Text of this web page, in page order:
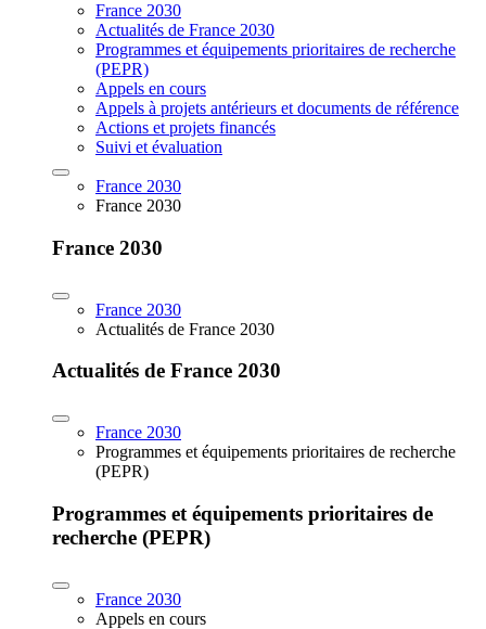
France 2030
Actualités de France 2030
Programmes et équipements prioritaires de recherche
(PEPR)
Appels en cours
Appels à projets antérieurs et documents de référence
Actions et projets financés
Suivi et évaluation
France 2030
France 2030
France 2030
France 2030
Actualités de France 2030
Actualités de France 2030
France 2030
Programmes et équipements prioritaires de recherche
(PEPR)
Programmes et équipements prioritaires de
recherche (PEPR)
France 2030
Appels en cours